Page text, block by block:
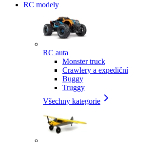
RC modely
RC auta
Monster truck
Crawlery a expediční
Buggy
Truggy
Všechny kategorie